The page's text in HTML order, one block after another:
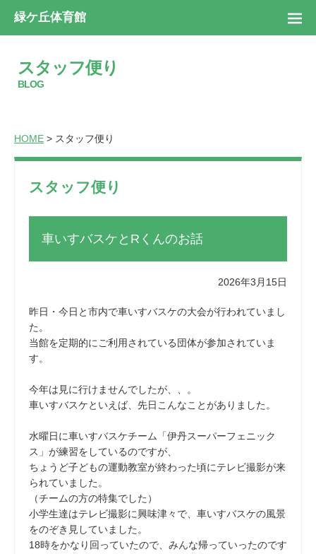
緑ケ丘体育館
スタッフ便り
BLOG
HOME > スタッフ便り
スタッフ便り
車いすバスケとRくんのお話
2026年3月15日
昨日・今日と市内で車いすバスケの大会が行われていまし
た。
当館を定期的にご利用されている団体が参加されていま
す。
今年は見に行けませんでしたが、、。
車いすバスケといえば、先日こんなことがありました。
水曜日に車いすバスケチーム「伊丹スーパーフェニック
ス」が練習をしているのですが、
ちょうど子どもの運動教室が終わった頃にテレビ撮影が来
られていました。
（チームの方の特集でした）
小学生達はテレビ撮影に興味津々で、車いすバスケの風景
をのぞき見していました。
18時をかなり回っていたので、みんな帰っていったのです